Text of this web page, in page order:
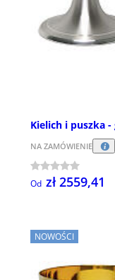
Kielich i puszka
NA ZAMÓWIENIE
Od zł 2559,41
NOWOŚCI